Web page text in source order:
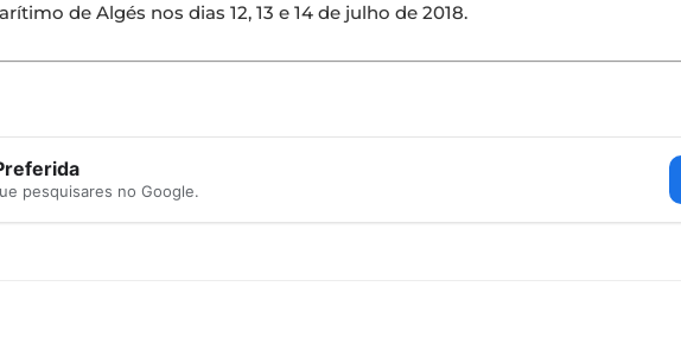
de Algés nos dias 12, 13 e 14 de julho de 2018.
pesquisares no Google.